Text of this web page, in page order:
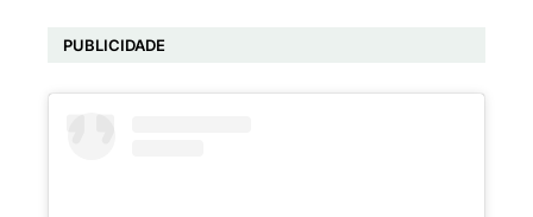
PUBLICIDADE